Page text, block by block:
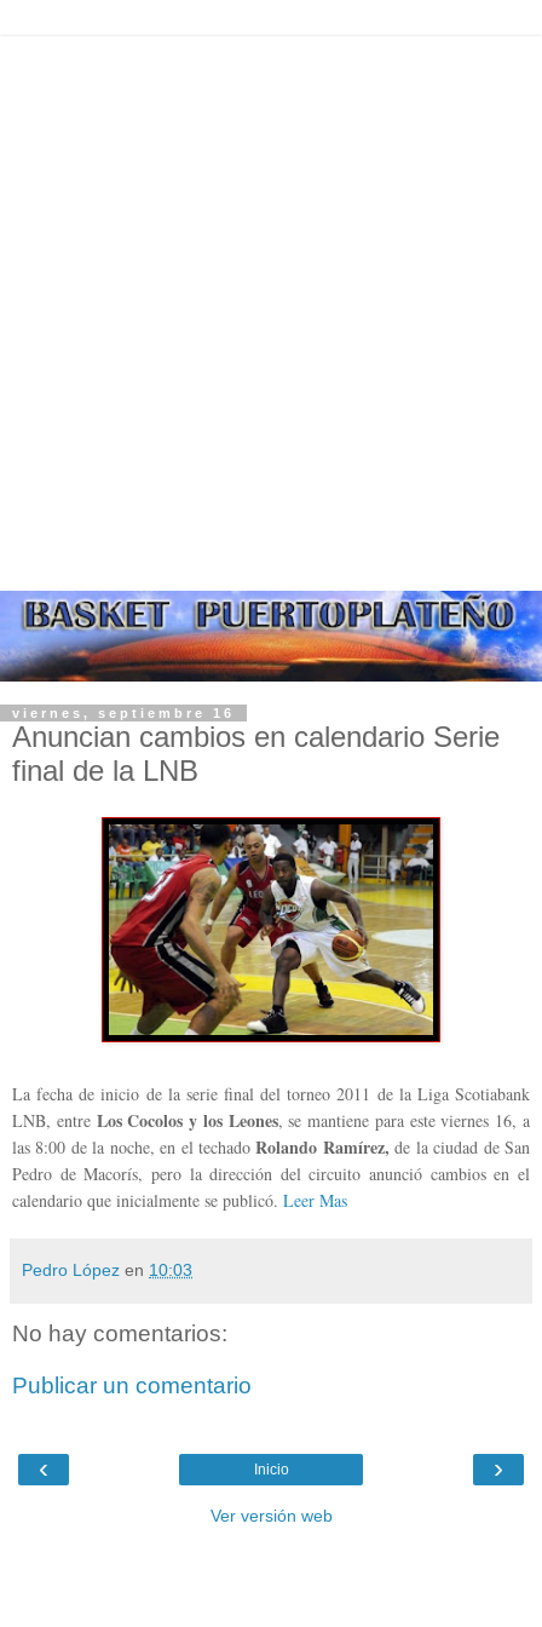
viernes, septiembre 16
Anuncian cambios en calendario Serie
final de la LNB
La fecha de inicio de la serie final del torneo 2011 de la Liga Scotiabank
LNB, entreLos Cocolos y los Leones, se mantiene para este viernes 16, a
las 8:00 de la noche, en el techadoRolando Ramírez, de la ciudad de San
Pedro de Macorís, pero la dirección del circuito anunció cambios en el
calendario que inicialmente se publicó. Leer Mas
Pedro López en 10:03
No hay comentarios:
Publicar un comentario
‹ ›
Inicio
Ver versión web